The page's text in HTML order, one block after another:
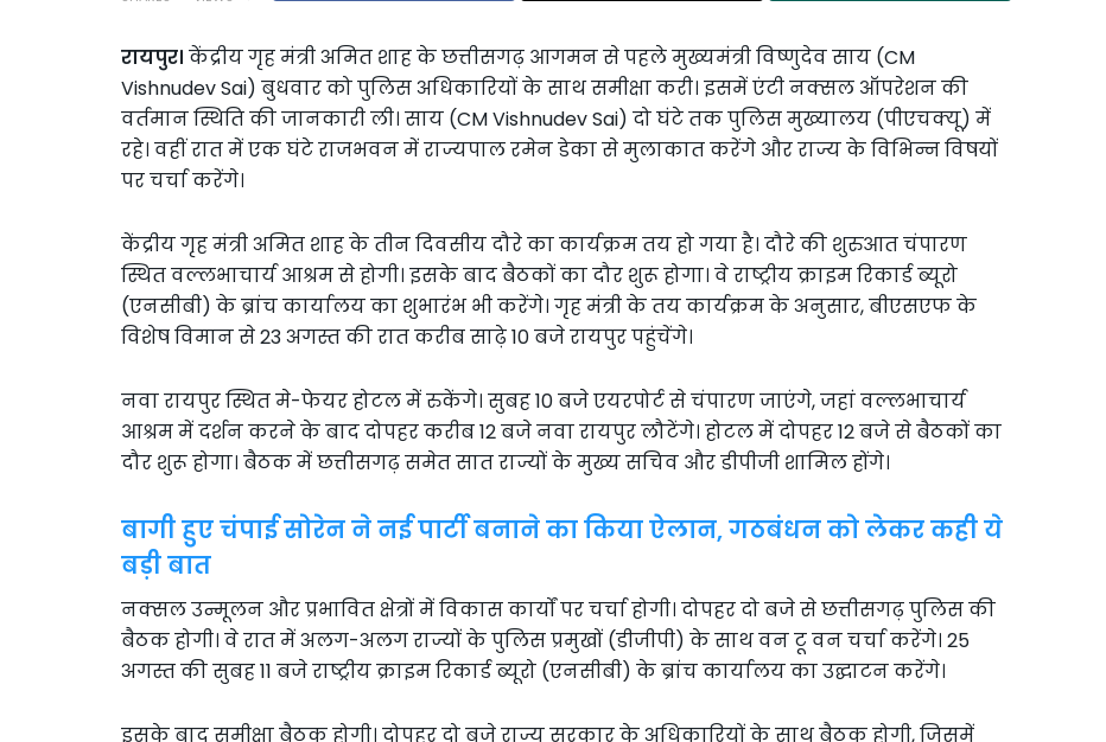
रायपुर। केंद्रीय गृह मंत्री अमित शाह के छत्तीसगढ़ आगमन से पहले मुख्यमंत्री विष्णुदेव साय (CM
Vishnudev Sai) बुधवार को पुलिस अधिकारियों के साथ समीक्षा करी। इसमें एंटी नक्सल ऑपरेशन की
वर्तमान स्थिति की जानकारी ली। साय (CM Vishnudev Sai) दो घंटे तक पुलिस मुख्यालय (पीएचक्यू) में
रहे। वहीं रात में एक घंटे राजभवन में राज्यपाल रमेन डेका से मुलाकात करेंगे और राज्य के विभिन्न विषयों
पर चर्चा करेंगे।
केंद्रीय गृह मंत्री अमित शाह के तीन दिवसीय दौरे का कार्यक्रम तय हो गया है। दौरे की शुरुआत चंपारण
स्थित वल्लभाचार्य आश्रम से होगी। इसके बाद बैठकों का दौर शुरू होगा। वे राष्ट्रीय क्राइम रिकार्ड ब्यूरो
(एनसीबी) के ब्रांच कार्यालय का शुभारंभ भी करेंगे। गृह मंत्री के तय कार्यक्रम के अनुसार, बीएसएफ के
विशेष विमान से 23 अगस्त की रात करीब साढ़े 10 बजे रायपुर पहुंचेंगे।
नवा रायपुर स्थित मे-फेयर होटल में रुकेंगे। सुबह 10 बजे एयरपोर्ट से चंपारण जाएंगे, जहां वल्लभाचार्य
आश्रम में दर्शन करने के बाद दोपहर करीब 12 बजे नवा रायपुर लौटेंगे। होटल में दोपहर 12 बजे से बैठकों का
दौर शुरू होगा। बैठक में छत्तीसगढ़ समेत सात राज्यों के मुख्य सचिव और डीपीजी शामिल होंगे।
बागी हुए चंपाई सोरेन ने नई पार्टी बनाने का किया ऐलान, गठबंधन को लेकर कही ये
बड़ी बात
नक्सल उन्मूलन और प्रभावित क्षेत्रों में विकास कार्यों पर चर्चा होगी। दोपहर दो बजे से छत्तीसगढ़ पुलिस की
बैठक होगी। वे रात में अलग-अलग राज्यों के पुलिस प्रमुखों (डीजीपी) के साथ वन टू वन चर्चा करेंगे। 25
अगस्त की सुबह 11 बजे राष्ट्रीय क्राइम रिकार्ड ब्यूरो (एनसीबी) के ब्रांच कार्यालय का उद्घाटन करेंगे।
इसके बाद समीक्षा बैठक होगी। दोपहर दो बजे राज्य सरकार के अधिकारियों के साथ बैठक होगी, जिसमें